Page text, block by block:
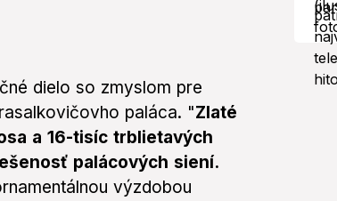
dielo so zmyslom pre
paláca. "Zlaté
a 16-tisíc trblietavých
palácových siení.
výzdobou